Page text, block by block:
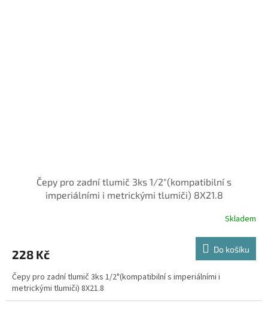
Čepy pro zadní tlumič 3ks 1/2"(kompatibilní s
imperiálními i metrickými tlumiči) 8X21.8
Skladem
228 Kč Do košíku
Čepy pro zadní tlumič 3ks 1/2"(kompatibilní s imperiálními i
metrickými tlumiči) 8X21.8